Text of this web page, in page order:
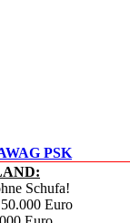
PSK
Schufa!
Euro